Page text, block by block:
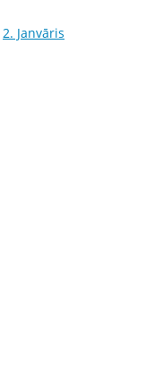
2. Janvāris